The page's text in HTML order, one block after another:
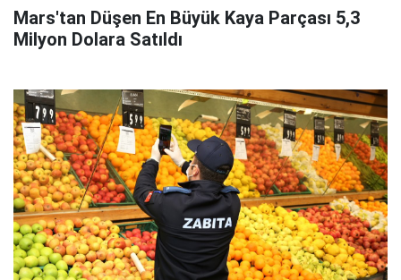
Mars'tan Düşen En Büyük Kaya Parçası 5,3
Milyon Dolara Satıldı